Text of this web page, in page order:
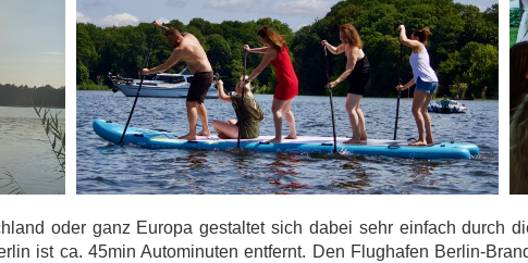
oder ganz Europa gestaltet sich dabei sehr einfach durch
ist ca. 45min Autominuten entfernt. Den Flughafen Berlin-